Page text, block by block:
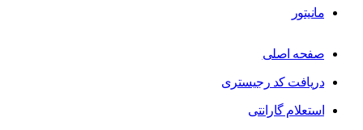
مانیتور
صفحه اصلی
دریافت کد رجیستری
استعلام گارانتی